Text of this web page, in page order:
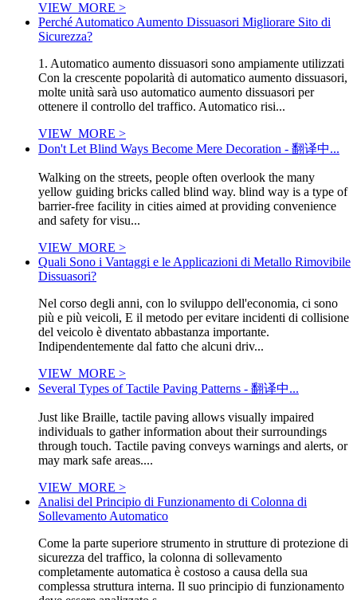
VIEW_MORE >
Perché Automatico Aumento Dissuasori Migliorare Sito di
Sicurezza?
1. Automatico aumento dissuasori sono ampiamente utilizzati
Con la crescente popolarità di automatico aumento dissuasori,
molte unità sarà uso automatico aumento dissuasori per
ottenere il controllo del traffico. Automatico risi...
VIEW_MORE >
Don't Let Blind Ways Become Mere Decoration - 翻译中...
Walking on the streets, people often overlook the many
yellow guiding bricks called blind way. blind way is a type of
barrier-free facility in cities aimed at providing convenience
and safety for visu...
VIEW_MORE >
Quali Sono i Vantaggi e le Applicazioni di Metallo Rimovibile
Dissuasori?
Nel corso degli anni, con lo sviluppo dell'economia, ci sono
più e più veicoli, E il metodo per evitare incidenti di collisione
del veicolo è diventato abbastanza importante.
Indipendentemente dal fatto che alcuni driv...
VIEW_MORE >
Several Types of Tactile Paving Patterns - 翻译中...
Just like Braille, tactile paving allows visually impaired
individuals to gather information about their surroundings
through touch. Tactile paving conveys warnings and alerts, or
may mark safe areas....
VIEW_MORE >
Analisi del Principio di Funzionamento di Colonna di
Sollevamento Automatico
Come la parte superiore strumento in strutture di protezione di
sicurezza del traffico, la colonna di sollevamento
completamente automatica è costoso a causa della sua
complessa struttura interna. Il suo principio di funzionamento